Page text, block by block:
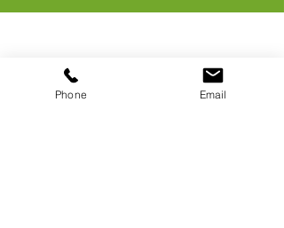
Phone Email